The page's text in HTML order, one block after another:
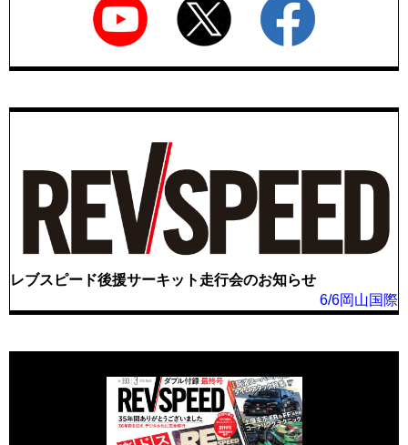
レブスピード後援サーキット走行会のお知らせ
6/6岡山国際